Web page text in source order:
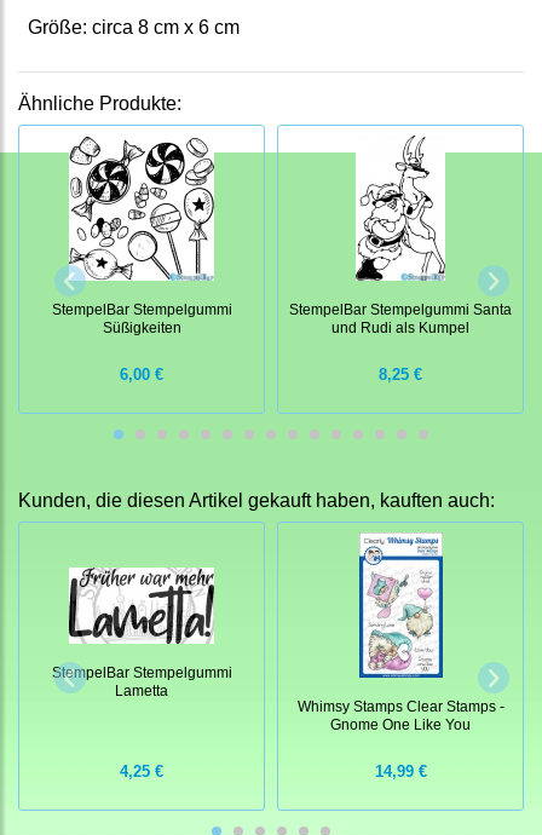
Größe: circa 8 cm x 6 cm
Ähnliche Produkte:
StempelBar Stempelgummi
Süßigkeiten
6,00 €
StempelBar Stempelgummi Santa
und Rudi als Kumpel
8,25 €
Kunden, die diesen Artikel gekauft haben, kauften auch:
StempelBar Stempelgummi
Lametta
4,25 €
Whimsy Stamps Clear Stamps -
Gnome One Like You
14,99 €